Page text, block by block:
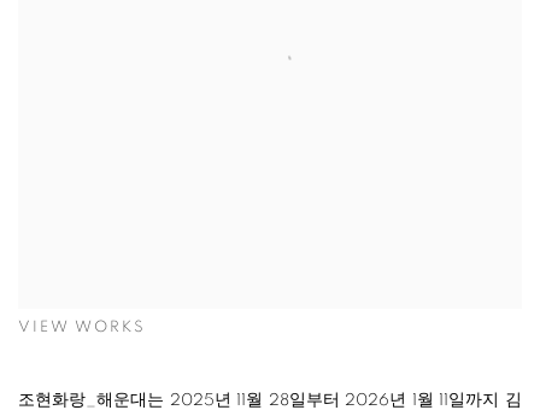
VIEW WORKS
조현화랑_해운대는 2025년 11월 28일부터 2026년 1월 11일까지 김